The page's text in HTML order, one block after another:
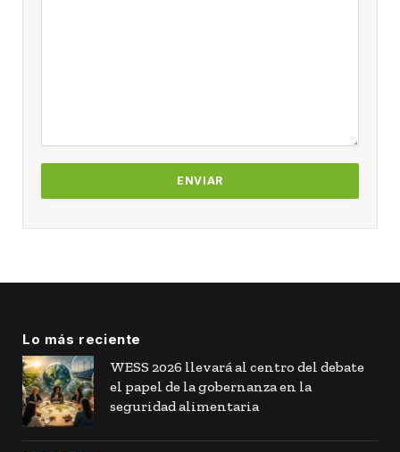
Lo más reciente
WESS 2026 llevará al centro del debate
el papel de la gobernanza en la
seguridad alimentaria